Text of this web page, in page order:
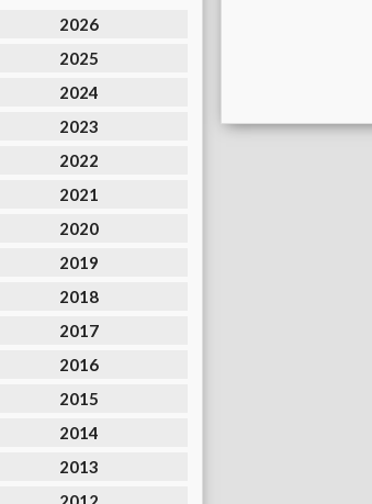
2026
2025
2024
2023
2022
2021
2020
2019
2018
2017
2016
2015
2014
2013